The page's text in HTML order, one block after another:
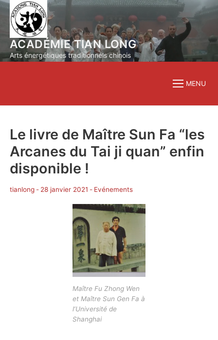
Aller
contenu
ACADÉMIE TIAN LONG
Arts énergétiques traditionnels chinois
MENU
Le livre de Maître Sun Fa “les
Arcanes du Tai ji quan” enfin
disponible !
tianlong - 28 janvier 2021 - Evénements
Maître Fu Zhong Wen
et Maître Sun Gen Fa à
l’Université de
Shanghai